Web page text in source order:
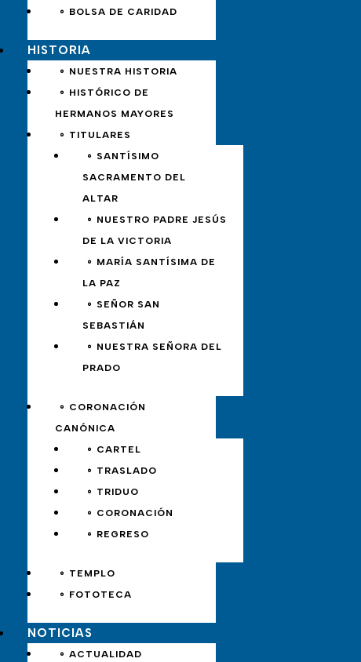
∘ BOLSA DE CARIDAD
HISTORIA
∘ NUESTRA HISTORIA
∘ HISTÓRICO DE
HERMANOS MAYORES
∘ TITULARES
∘ SANTÍSIMO
SACRAMENTO DEL
ALTAR
∘ NUESTRO PADRE JESÚS
DE LA VICTORIA
∘ MARÍA SANTÍSIMA DE
LA PAZ
∘ SEÑOR SAN
SEBASTIÁN
∘ NUESTRA SEÑORA DEL
PRADO
∘ CORONACIÓN
CANÓNICA
∘ CARTEL
∘ TRASLADO
∘ TRIDUO
∘ CORONACIÓN
∘ REGRESO
∘ TEMPLO
∘ FOTOTECA
NOTICIAS
∘ ACTUALIDAD